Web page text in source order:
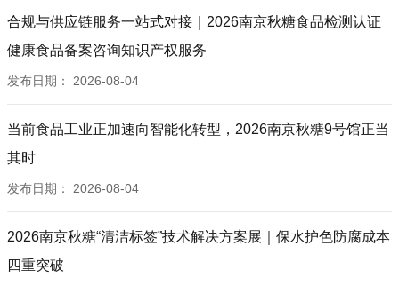
合规与供应链服务一站式对接｜2026南京秋糖食品检测认证
健康食品备案咨询知识产权服务
发布日期： 2026-08-04
当前食品工业正加速向智能化转型，2026南京秋糖9号馆正当
其时
发布日期： 2026-08-04
2026南京秋糖“清洁标签”技术解决方案展｜保水护色防腐成本
四重突破